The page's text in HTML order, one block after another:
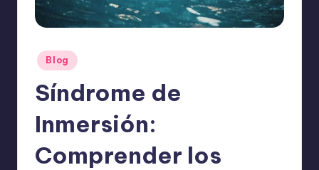
Publicado
en
Blog
Síndrome de
Inmersión:
Comprender los